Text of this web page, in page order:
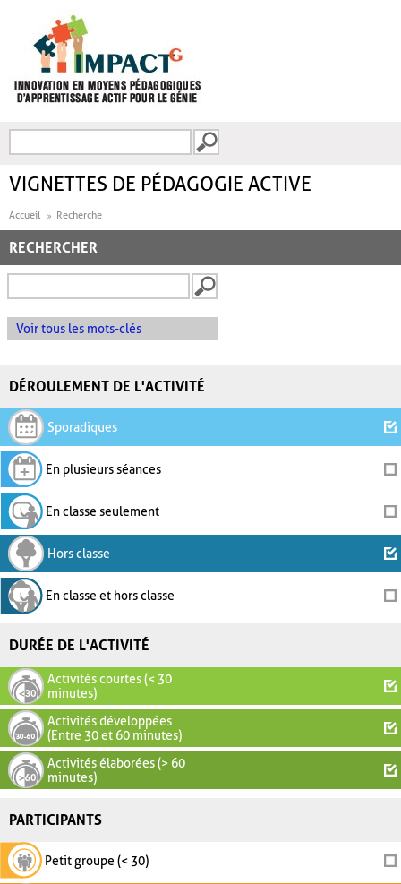
FORMULAIRE DE
VIGNETTES DE PÉDAGOGIE ACTIVE
Accueil Recherche
RECHERCHER
Voir tous les mots-clés
DÉROULEMENT DE L'ACTIVITÉ
Sporadiques
En plusieurs séances
En classe seulement
Hors classe
En classe et hors classe
DURÉE DE L'ACTIVITÉ
Activités courtes (< 30
minutes)
Activités développées
(Entre 30 et 60 minutes)
Activités élaborées (> 60
minutes)
PARTICIPANTS
Petit groupe (< 30)